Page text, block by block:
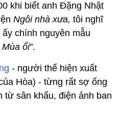
khi biết anh Đặng Nhật
Ngôi nhà xưa, tôi nghĩ
chính nguyên mẫu
Mùa ổi".
- người thể hiện xuất
Hòa) - từng rất sợ ống
từ sân khấu, điện ảnh ban